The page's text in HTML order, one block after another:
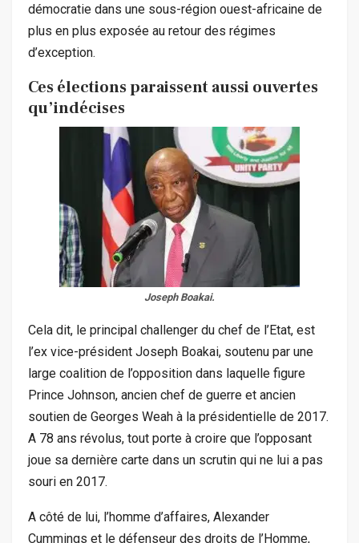
démocratie dans une sous-région ouest-africaine de
plus en plus exposée au retour des régimes
d’exception.
Ces élections paraissent aussi ouvertes
qu’indécises
Joseph Boakai.
Cela dit, le principal challenger du chef de l’Etat, est
l’ex vice-président Joseph Boakai, soutenu par une
large coalition de l’opposition dans laquelle figure
Prince Johnson, ancien chef de guerre et ancien
soutien de Georges Weah à la présidentielle de 2017.
A 78 ans révolus, tout porte à croire que l’opposant
joue sa dernière carte dans un scrutin qui ne lui a pas
souri en 2017.
A côté de lui, l’homme d’affaires, Alexander
Cummings et le défenseur des droits de l’Homme,